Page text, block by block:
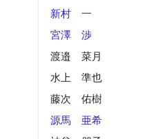
新村 一
宮澤 渉
渡邉 菜月
水上 準也
藤次 佑樹
源馬 亜希